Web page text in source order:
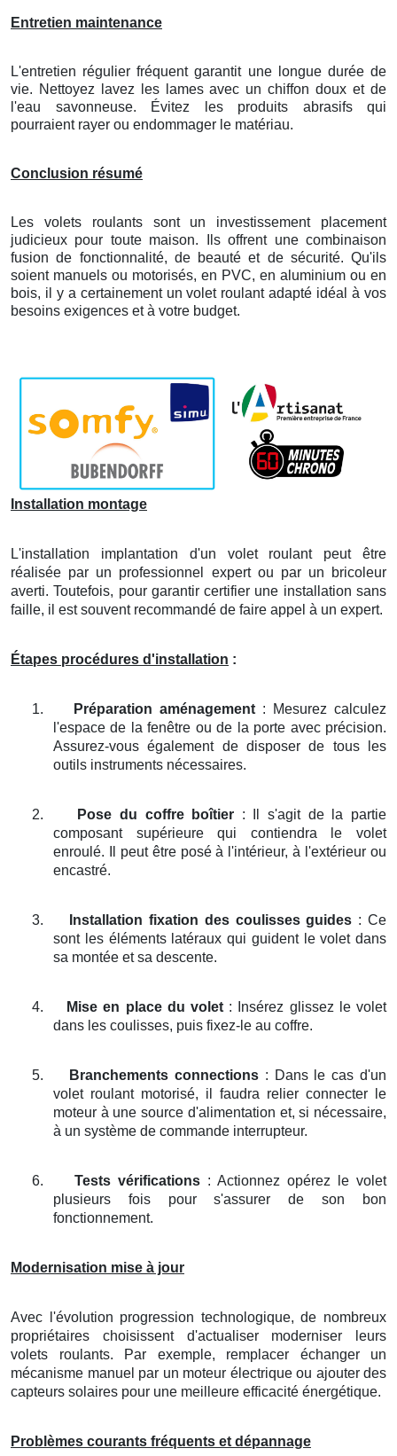
Entretien maintenance
L'entretien régulier fréquent garantit une longue durée de
vie. Nettoyez lavez les lames avec un chiffon doux et de
l'eau savonneuse. Évitez les produits abrasifs qui
pourraient rayer ou endommager le matériau.
Conclusion résumé
Les volets roulants sont un investissement placement
judicieux pour toute maison. Ils offrent une combinaison
fusion de fonctionnalité, de beauté et de sécurité. Qu'ils
soient manuels ou motorisés, en PVC, en aluminium ou en
bois, il y a certainement un volet roulant adapté idéal à vos
besoins exigences et à votre budget.
Installation montage
L'installation implantation d'un volet roulant peut être
réalisée par un professionnel expert ou par un bricoleur
averti. Toutefois, pour garantir certifier une installation sans
faille, il est souvent recommandé de faire appel à un expert.
Étapes procédures d'installation :
1. Préparation aménagement : Mesurez calculez
l'espace de la fenêtre ou de la porte avec précision.
Assurez-vous également de disposer de tous les
outils instruments nécessaires.
2. Pose du coffre boîtier : Il s'agit de la partie
composant supérieure qui contiendra le volet
enroulé. Il peut être posé à l'intérieur, à l'extérieur ou
encastré.
3. Installation fixation des coulisses guides : Ce
sont les éléments latéraux qui guident le volet dans
sa montée et sa descente.
4. Mise en place du volet: Insérez glissez le volet
dans les coulisses, puis fixez-le au coffre.
5. Branchements connections: Dans le cas d'un
volet roulant motorisé, il faudra relier connecter le
moteur à une source d'alimentation et, si nécessaire,
à un système de commande interrupteur.
6. Tests vérifications : Actionnez opérez le volet
plusieurs fois pour s'assurer de son bon
fonctionnement.
Modernisation mise à jour
Avec l'évolution progression technologique, de nombreux
propriétaires choisissent d'actualiser moderniser leurs
volets roulants. Par exemple, remplacer échanger un
mécanisme manuel par un moteur électrique ou ajouter des
capteurs solaires pour une meilleure efficacité énergétique.
Problèmes courants fréquents et dépannage